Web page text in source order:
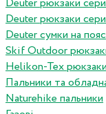
Deuter рюкзаки
Deuter рюкзаки
Deuter сумки на пояс
Skif Outdoor
Helikon-Tex
Пальники та
Naturehike пальники